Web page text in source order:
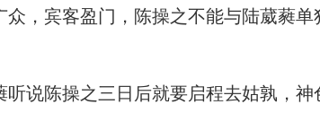
，宾客盈门，陈操之不能与陆葳蕤单
说陈操之三日后就要启程去姑孰，神